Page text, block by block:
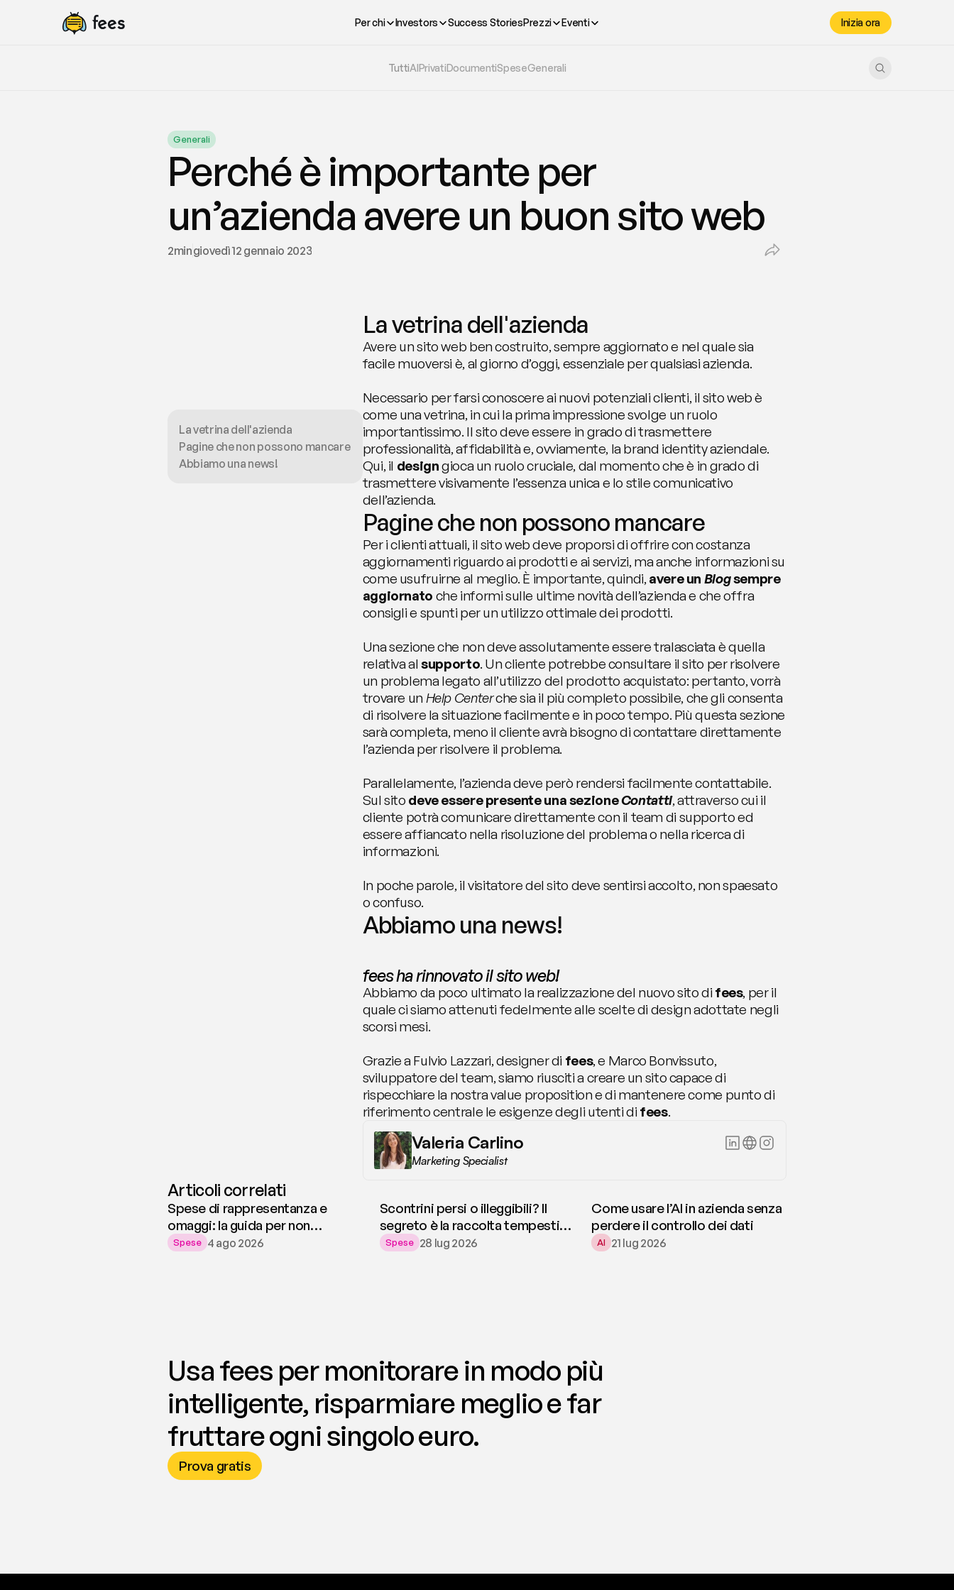
Per chi Investors Success StoriesPrezzi Eventi Inizia ora
TuttiAIPrivatiDocumentiSpeseGenerali
Generali
Perché è importante per
un’azienda avere un buon sito web
2mingiovedì 12 gennaio 2023
La vetrina dell'azienda
Pagine che non possono mancare
Abbiamo una news!
La vetrina dell'azienda
Avere un sito web ben costruito, sempre aggiornato e nel quale sia
facile muoversi è, al giorno d’oggi, essenziale per qualsiasi azienda.
Necessario per farsi conoscere ai nuovi potenziali clienti, il sito web è
come una vetrina, in cui la prima impressione svolge un ruolo
importantissimo. Il sito deve essere in grado di trasmettere
professionalità, affidabilità e, ovviamente, la brand identity aziendale.
Qui, il design gioca un ruolo cruciale, dal momento che è in grado di
trasmettere visivamente l’essenza unica e lo stile comunicativo
dell’azienda.
Pagine che non possono mancare
Per i clienti attuali, il sito web deve proporsi di offrire con costanza
aggiornamenti riguardo ai prodotti e ai servizi, ma anche informazioni su
come usufruirne al meglio. È importante, quindi, avere un Blog sempre
aggiornato che informi sulle ultime novità dell’azienda e che offra
consigli e spunti per un utilizzo ottimale dei prodotti.
Una sezione che non deve assolutamente essere tralasciata è quella
relativa al supporto. Un cliente potrebbe consultare il sito per risolvere
un problema legato all’utilizzo del prodotto acquistato: pertanto, vorrà
trovare un Help Center che sia il più completo possibile, che gli consenta
di risolvere la situazione facilmente e in poco tempo. Più questa sezione
sarà completa, meno il cliente avrà bisogno di contattare direttamente
l’azienda per risolvere il problema.
Parallelamente, l’azienda deve però rendersi facilmente contattabile.
Sul sito deve essere presente una sezione Contatti, attraverso cui il
cliente potrà comunicare direttamente con il team di supporto ed
essere affiancato nella risoluzione del problema o nella ricerca di
informazioni.
In poche parole, il visitatore del sito deve sentirsi accolto, non spaesato
o confuso.
Abbiamo una news!
fees ha rinnovato il sito web!
Abbiamo da poco ultimato la realizzazione del nuovo sito di fees, per il
quale ci siamo attenuti fedelmente alle scelte di design adottate negli
scorsi mesi.
Grazie a Fulvio Lazzari, designer di fees, e Marco Bonvissuto,
sviluppatore del team, siamo riusciti a creare un sito capace di
rispecchiare la nostra value proposition e di mantenere come punto di
riferimento centrale le esigenze degli utenti di fees.
Valeria Carlino
Marketing Specialist
Articoli correlati
Spese di rappresentanza e
omaggi: la guida per non
rischiare sanzioni
Spese 4 ago 2026
Scontrini persi o illeggibili? Il
segreto è la raccolta tempestiva
dei giustificativi
Spese 28 lug 2026
Come usare l’AI in azienda senza
perdere il controllo dei dati
AI 21 lug 2026
Usa fees per monitorare in modo più
intelligente, risparmiare meglio e far
fruttare ogni singolo euro.
Prova gratis